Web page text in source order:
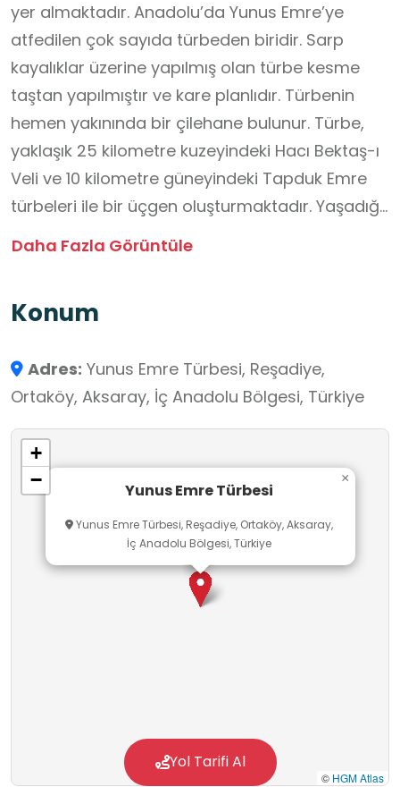
yer almaktadır. Anadolu’da Yunus Emre’ye
atfedilen çok sayıda türbeden biridir. Sarp
kayalıklar üzerine yapılmış olan türbe kesme
taştan yapılmıştır ve kare planlıdır. Türbenin
hemen yakınında bir çilehane bulunur. Türbe,
yaklaşık 25 kilometre kuzeyindeki Hacı Bektaş-ı
Veli ve 10 kilometre güneyindeki Tapduk Emre
türbeleri ile bir üçgen oluşturmaktadır. Yaşadığı
ilde yetişmiş ortak kültürel mirasımıza ait
ortamlarına uygundur
Daha Fazla Görüntüle
Konum
Adres: Yunus Emre Türbesi, Reşadiye,
Ortaköy, Aksaray, İç Anadolu Bölgesi, Türkiye
Yunus Emre Türbesi
Yunus Emre Türbesi, Reşadiye, Ortaköy, Aksaray,
İç Anadolu Bölgesi, Türkiye
×
+
−
© HGM Atlas
Yol Tarifi Al